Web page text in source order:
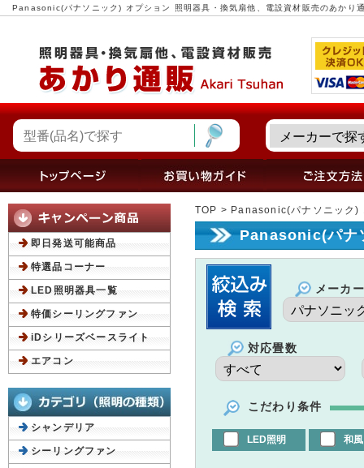
Panasonic(パナソニック) オプション 照明器具・換気扇他、電設資材販売のあかり
TOP > Panasonic(パナソニック)
Panasonic(パナ
メーカー
対応畳数
こだわり条件
LED照明 和
即日発送可能商品
特選品コーナー
LED照明器具一覧
特価シーリングファン
iDシリーズベースライト
エアコン
シャンデリア
シーリングファン